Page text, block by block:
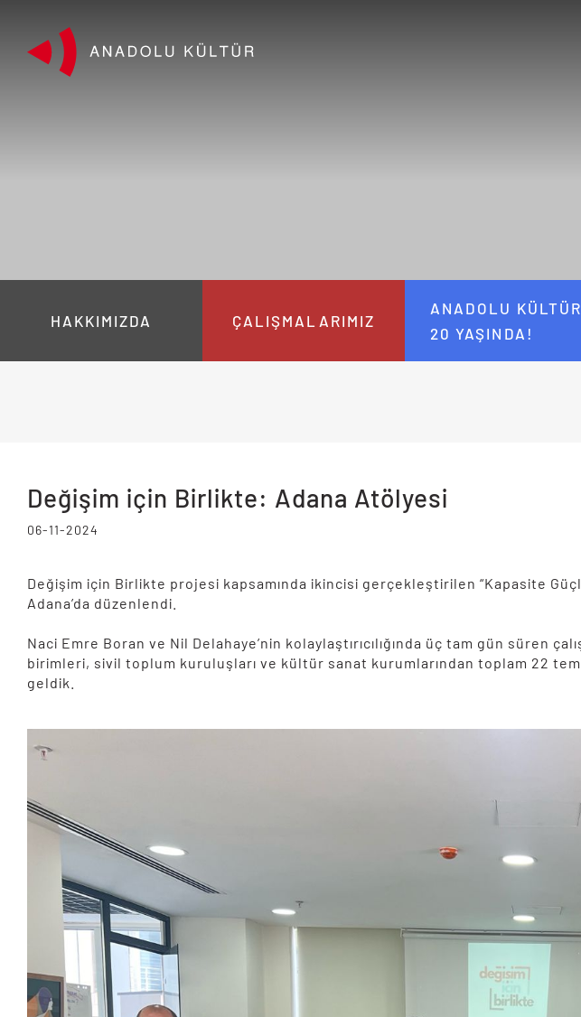
HAKKIMIZDA ÇALIŞMALARIMIZ
ANADOLU KÜLTÜR
20 YAŞINDA!
Değişim için Birlikte: Adana Atölyesi
06-11-2024
Değişim için Birlikte projesi kapsamında ikincisi gerçekleştirilen “Kapasite
Adana’da düzenlendi.
Naci Emre Boran ve Nil Delahaye’nin kolaylaştırıcılığında üç tam gün süren
birimleri, sivil toplum kuruluşları ve kültür sanat kurumlarından toplam 22
geldik.